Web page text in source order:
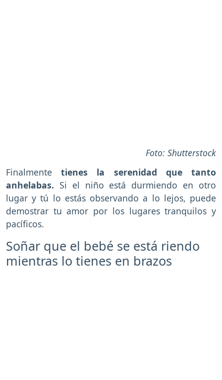
Foto: Shutterstock
Finalmente tienes la serenidad que tanto
anhelabas. Si el niño está durmiendo en otro
lugar y tú lo estás observando a lo lejos, puede
demostrar tu amor por los lugares tranquilos y
pacíficos.
Soñar que el bebé se está riendo
mientras lo tienes en brazos